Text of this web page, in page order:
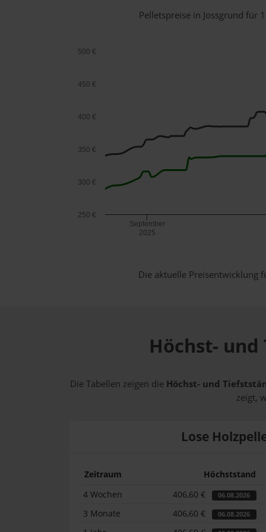
Pelletspreise in Jossgrund für
September
2025
250 €
300 €
350 €
400 €
450 €
500 €
Die aktuelle Preisentwicklung
Höchst- und
Die Tabellen zeigen die Höchst- und
zeigt,
Lose
Zeitraum Höchststand
4 Wochen
406,60 € 06.08.2026
3 Monate 406,60 € 06.08.2026